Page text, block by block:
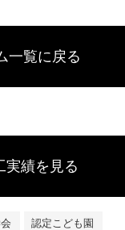
一覧に戻る
実績を見る
認定こども園